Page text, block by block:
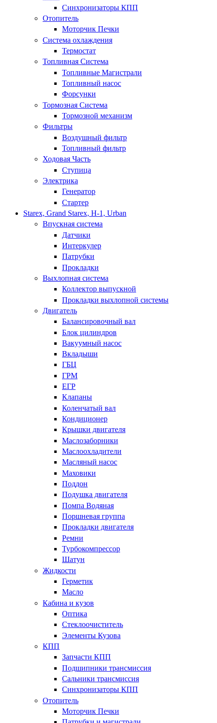
Синхронизаторы КПП
Отопитель
Моторчик Печки
Система охлаждения
Термостат
Топливная Система
Топливные Магистрали
Топливный насос
Форсунки
Тормозная Система
Тормозной механизм
Фильтры
Воздушный фильтр
Топливный фильтр
Ходовая Часть
Ступица
Электрика
Генератор
Стартер
Starex, Grand Starex, H-1, Urban
Впускная система
Датчики
Интеркулер
Патрубки
Прокладки
Выхлопная система
Коллектор выпускной
Прокладки выхлопной системы
Двигатель
Балансировочный вал
Блок цилиндров
Вакуумный насос
Вкладыши
ГБЦ
ГРМ
ЕГР
Клапаны
Коленчатый вал
Кондиционер
Крышки двигателя
Маслозаборники
Маслоохладители
Масляный насос
Маховики
Поддон
Подушка двигателя
Помпа Водяная
Поршневая группа
Прокладки двигателя
Ремни
Турбокомпрессор
Шатун
Жидкости
Герметик
Масло
Кабина и кузов
Оптика
Стеклоочиститель
Элементы Кузова
КПП
Запчасти КПП
Подшипники трансмиссия
Сальники трансмиссия
Синхронизаторы КПП
Отопитель
Моторчик Печки